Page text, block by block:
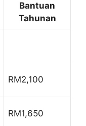
Bantuan
Tahunan
RM2,100
RM1,650